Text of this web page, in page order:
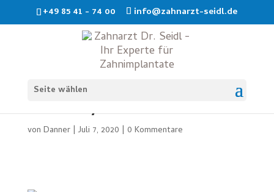
+49 85 41 - 74 00 info@zahnarzt-seidl.de
Seite wählen
Dental—Tooth—Dentist—
Dentistry-28
von Danner|Juli 7, 2020 | 0 Kommentare